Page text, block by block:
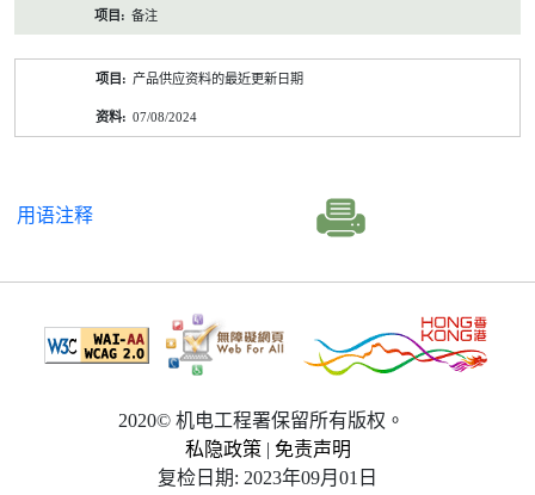
备注
产品供应资料的最近更新日期
07/08/2024
用语注释
2020© 机电工程署保留所有版权。
私隐政策 | 免责声明
复检日期: 2023年09月01日